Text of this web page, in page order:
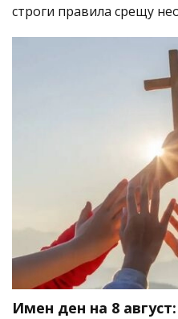
строги правила срещу
Имен ден на 8